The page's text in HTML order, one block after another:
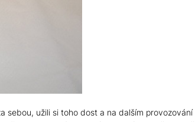
sebou, užili si toho dost a na dalším